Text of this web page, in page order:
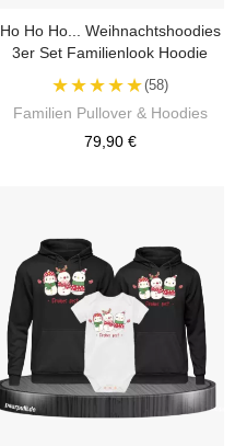
Ho Ho Ho... Weihnachtshoodies
3er Set Familienlook Hoodie
★★★★★(58)
Familien Pullover & Hoodies
79,90 €